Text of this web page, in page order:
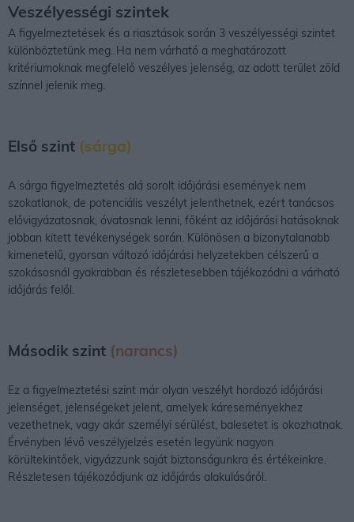
Veszélyességi szintek
A figyelmeztetések és a riasztások során 3 veszélyességi szintet
különböztetünk meg. Ha nem várható a meghatározott
kritériumoknak megfelelő veszélyes jelenség, az adott terület zöld
színnel jelenik meg.
Első szint (sárga)
A sárga figyelmeztetés alá sorolt időjárási események nem
szokatlanok, de potenciális veszélyt jelenthetnek, ezért tanácsos
elővigyázatosnak, óvatosnak lenni, főként az időjárási hatásoknak
jobban kitett tevékenységek során. Különösen a bizonytalanabb
kimenetelű, gyorsan változó időjárási helyzetekben célszerű a
szokásosnál gyakrabban és részletesebben tájékozódni a várható
időjárás felől.
Második szint (narancs)
Ez a figyelmeztetési szint már olyan veszélyt hordozó időjárási
jelenséget, jelenségeket jelent, amelyek káreseményekhez
vezethetnek, vagy akár személyi sérülést, balesetet is okozhatnak.
Érvényben lévő veszélyjelzés esetén legyünk nagyon
körültekintőek, vigyázzunk saját biztonságunkra és értékeinkre.
Részletesen tájékozódjunk az időjárás alakulásáról.